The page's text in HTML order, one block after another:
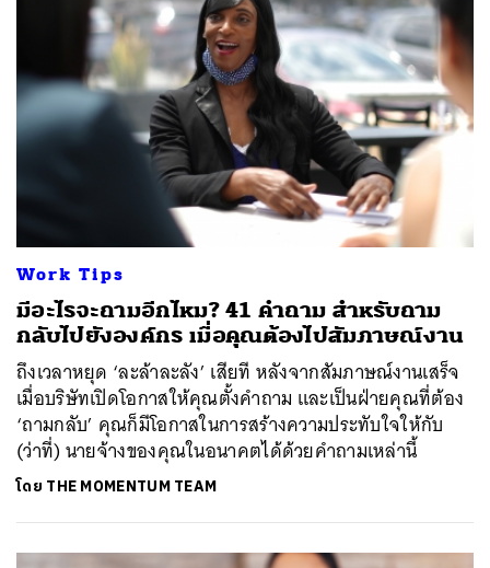
Work Tips
มีอะไรจะถามอีกไหม? 41 คำถาม สำหรับถาม
กลับไปยังองค์กร เมื่อคุณต้องไปสัมภาษณ์งาน
ถึงเวลาหยุด ‘ละล้าละลัง’ เสียที หลังจากสัมภาษณ์งานเสร็จ
เมื่อบริษัทเปิดโอกาสให้คุณตั้งคำถาม และเป็นฝ่ายคุณที่ต้อง
‘ถามกลับ’ คุณก็มีโอกาสในการสร้างความประทับใจให้กับ
(ว่าที่) นายจ้างของคุณในอนาคตได้ด้วยคำถามเหล่านี้
โดย THE MOMENTUM TEAM